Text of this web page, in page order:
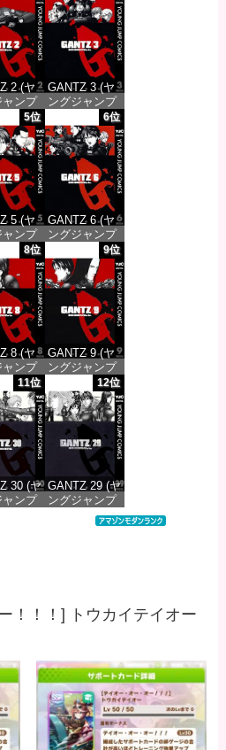
2 (ヤ
ャンプ
クス
：¥100
GANTZ 3 (ヤ
ングジャンプ
コミックス
DIGITAL)
価格：¥100
5位
5 (ヤ
ャンプ
クス
：¥100
6位
GANTZ 6 (ヤ
ングジャンプ
コミックス
DIGITAL)
価格：¥100
8位
8 (ヤ
ャンプ
クス
：¥100
9位
GANTZ 9 (ヤ
ングジャンプ
コミックス
DIGITAL)
価格：¥100
11位
30 (ヤ
ャンプ
12位
GANTZ 29 (ヤ
ングジャンプ
コミックス
！！！] トウカイテイオー